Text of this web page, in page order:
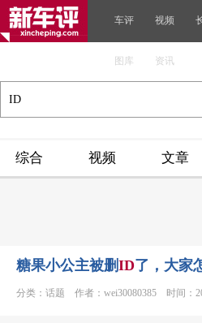
车评 视频
图库 资讯
综合 视频 文章
糖果小公主被删ID了，大家
分类：话题 作者：wei30080385 时间：